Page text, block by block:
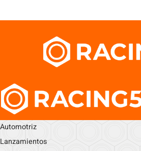
Automotriz
Lanzamientos